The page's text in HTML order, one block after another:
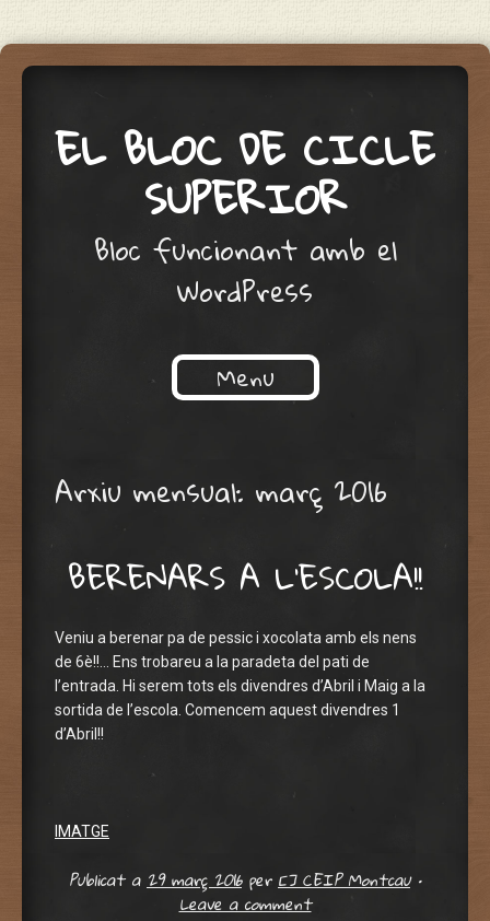
EL BLOC DE CICLE
SUPERIOR
Bloc funcionant amb el
WordPress
Menu
Arxiu mensual: març 2016
BERENARS A L’ESCOLA!!
Veniu a berenar pa de pessic i xocolata amb els nens
de 6è!!… Ens trobareu a la paradeta del pati de
l’entrada. Hi serem tots els divendres d’Abril i Maig a la
sortida de l’escola. Comencem aquest divendres 1
d’Abril!!
IMATGE
Publicat a29 març 2016per[] CEIP Montcau •
Leave a comment